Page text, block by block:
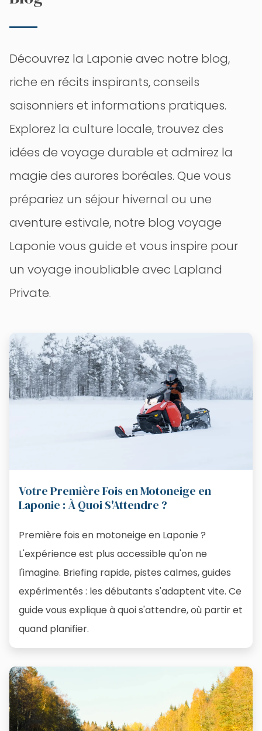
Découvrez la Laponie avec notre blog,
riche en récits inspirants, conseils
saisonniers et informations pratiques.
Explorez la culture locale, trouvez des
idées de voyage durable et admirez la
magie des aurores boréales. Que vous
prépariez un séjour hivernal ou une
aventure estivale, notre blog voyage
Laponie vous guide et vous inspire pour
un voyage inoubliable avec Lapland
Private.
Votre Première Fois en Motoneige en
Laponie : À Quoi S'Attendre ?
Première fois en motoneige en Laponie ?
L'expérience est plus accessible qu'on ne
l'imagine. Briefing rapide, pistes calmes, guides
expérimentés : les débutants s'adaptent vite. Ce
guide vous explique à quoi s'attendre, où partir et
quand planifier.